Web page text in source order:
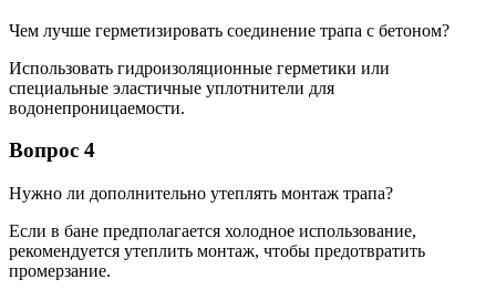
Чем лучше герметизировать соединение трапа с бетоном?
Использовать гидроизоляционные герметики или
специальные эластичные уплотнители для
водонепроницаемости.
Вопрос 4
Нужно ли дополнительно утеплять монтаж трапа?
Если в бане предполагается холодное использование,
рекомендуется утеплить монтаж, чтобы предотвратить
промерзание.